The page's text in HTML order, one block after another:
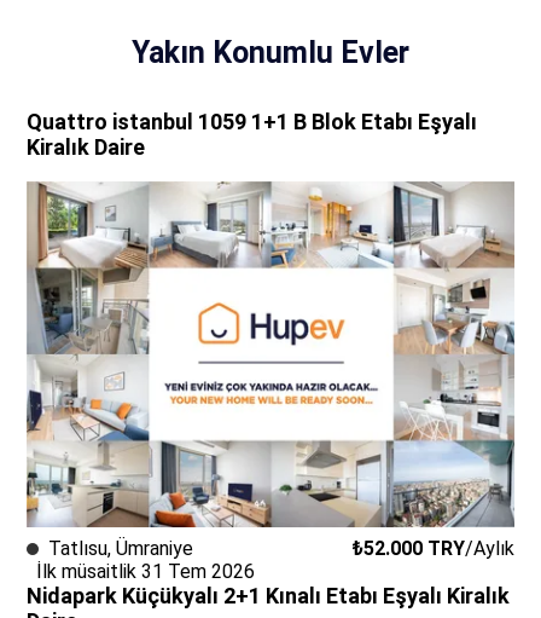
Yakın Konumlu Evler
Quattro istanbul 1059 1+1 B Blok Etabı Eşyalı
Kiralık Daire
Tatlısu, Ümraniye ₺52.000 TRY/Aylık
İlk müsaitlik 31 Tem 2026
Nidapark Küçükyalı 2+1 Kınalı Etabı Eşyalı Kiralık